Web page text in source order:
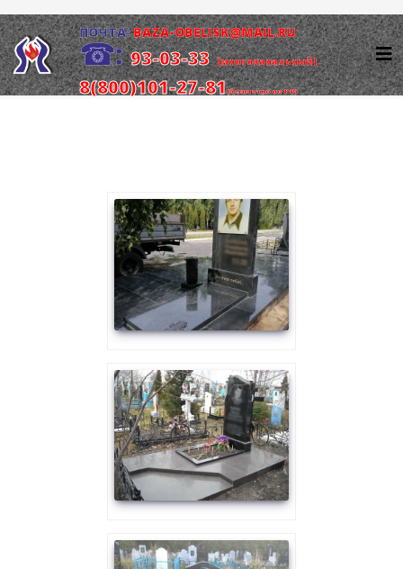
ПОЧТА: BAZA-OBELISK@MAIL.RU
☎: 93-03-33 (многоканальный)
8(800)101-27-81(бесплатно по РФ)